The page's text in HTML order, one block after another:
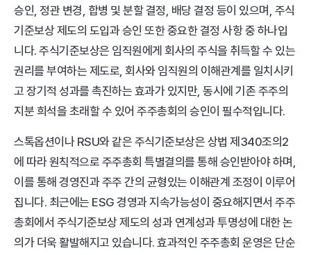
승인, 정관 변경, 합병 및 분할 결정, 배당 결정 등이 있으며, 주식
기준보상 제도의 도입과 승인 또한 중요한 결정 사항 중 하나입
니다. 주식기준보상은 임직원에게 회사의 주식을 취득할 수 있는
권리를 부여하는 제도로, 회사와 임직원의 이해관계를 일치시키
고 장기적 성과를 촉진하는 효과가 있지만, 동시에 기존 주주의
지분 희석을 초래할 수 있어 주주총회의 승인이 필수적입니다.
스톡옵션이나 RSU와 같은 주식기준보상은 상법 제340조의2
에 따라 원칙적으로 주주총회 특별결의를 통해 승인받아야 하며,
이를 통해 경영진과 주주 간의 균형있는 이해관계 조정이 이루어
집니다. 최근에는 ESG 경영과 지속가능성이 중요해지면서 주주
총회에서 주식기준보상 제도의 성과 연계성과 투명성에 대한 논
의가 더욱 활발해지고 있습니다. 효과적인 주주총회 운영은 단순